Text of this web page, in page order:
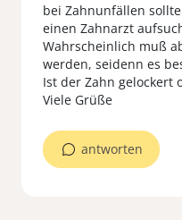
bei Zahnunfällen
einen Zahnarzt
Wahrscheinlich muß
werden, seidenn es
Ist der Zahn gelockert
Viele Grüße
antworten